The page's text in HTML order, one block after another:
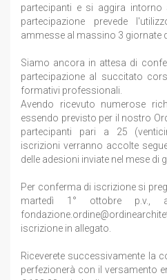
partecipanti e si aggira
partecipazione prevede
ammesse al massino 3 giornate
Siamo ancora in attesa di
partecipazione al succitato
formativi professionali.
Avendo ricevuto numerose
essendo previsto per il nostro
partecipanti pari a 25
iscrizioni verranno accolte
delle adesioni inviate nel mese di
Per conferma di iscrizione si
martedì 1° ottobre p.v.,
iscrizione in allegato.
Riceverete successivamente la
perfezionerà con il versamento